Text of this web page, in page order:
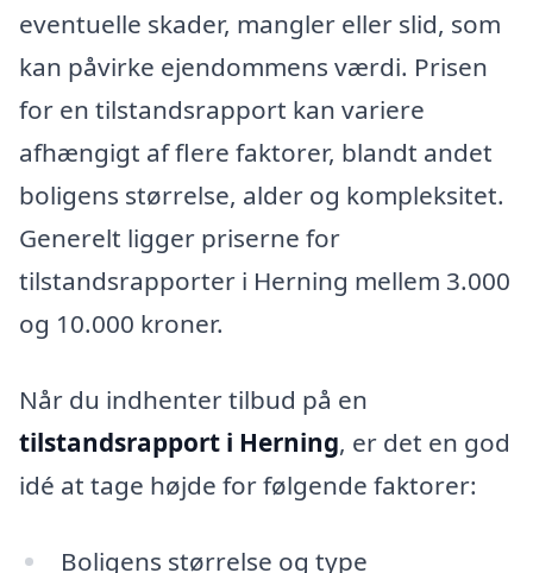
eventuelle skader, mangler eller slid, som
kan påvirke ejendommens værdi. Prisen
for en tilstandsrapport kan variere
afhængigt af flere faktorer, blandt andet
boligens størrelse, alder og kompleksitet.
Generelt ligger priserne for
tilstandsrapporter i Herning mellem 3.000
og 10.000 kroner.
Når du indhenter tilbud på en
tilstandsrapport i Herning, er det en god
idé at tage højde for følgende faktorer:
Boligens størrelse og type